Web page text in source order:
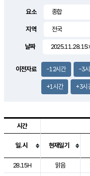
요소
지역
날짜
이전자료 -12시간 -3
+1시간 +3시
도시별 기상실황표로 지점
시간
일.시 현재일기
28.15H
맑음